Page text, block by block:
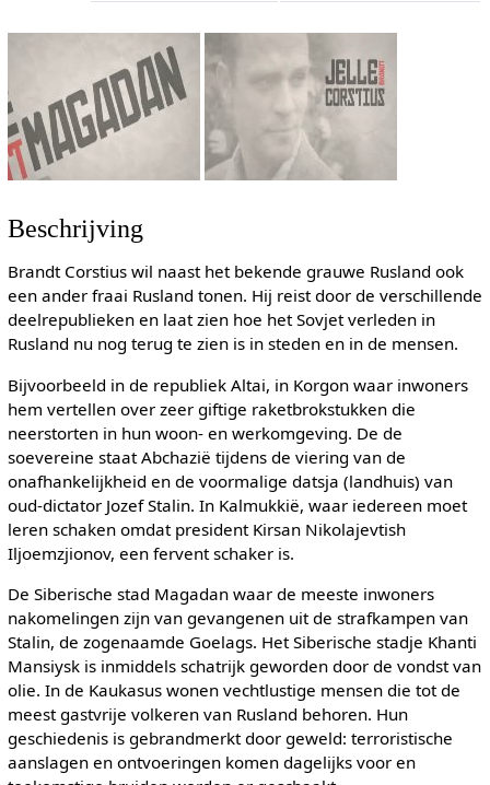
Beschrijving
Brandt Corstius wil naast het bekende grauwe Rusland ook
een ander fraai Rusland tonen. Hij reist door de verschillende
deelrepublieken en laat zien hoe het Sovjet verleden in
Rusland nu nog terug te zien is in steden en in de mensen.
Bijvoorbeeld in de republiek Altai, in Korgon waar inwoners
hem vertellen over zeer giftige raketbrokstukken die
neerstorten in hun woon- en werkomgeving. De de
soevereine staat Abchazië tijdens de viering van de
onafhankelijkheid en de voormalige datsja (landhuis) van
oud-dictator Jozef Stalin. In Kalmukkië, waar iedereen moet
leren schaken omdat president Kirsan Nikolajevtish
Iljoemzjionov, een fervent schaker is.
De Siberische stad Magadan waar de meeste inwoners
nakomelingen zijn van gevangenen uit de strafkampen van
Stalin, de zogenaamde Goelags. Het Siberische stadje Khanti
Mansiysk is inmiddels schatrijk geworden door de vondst van
olie. In de Kaukasus wonen vechtlustige mensen die tot de
meest gastvrije volkeren van Rusland behoren. Hun
geschiedenis is gebrandmerkt door geweld: terroristische
aanslagen en ontvoeringen komen dagelijks voor en